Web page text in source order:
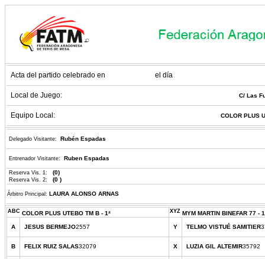
Acta del partido celebrado en el día
Local de Juego: C/ Las
Equipo Local: COLOR PLUS
Delegado Visitante: Rubén Espadas
Entrenador Visitante: Ruben Espadas
Reserva Vis. 1: (0)
Reserva Vis. 2: (0 )
Árbitro Principal: LAURA ALONSO ARNAS
ABC COLOR PLUS UTEBO TM B - 1ª XYZ MYM MARTIN BINEFAR 77 -
A JESUS BERMEJO2557 Y TELMO VISTUÉ SAMITIER
B FELIX RUIZ SALAS32079 X LUZIA GIL ALTEMIR35792